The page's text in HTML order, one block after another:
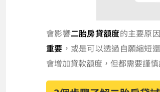
會影響二胎房貸額度的主要原
重要 ，或是可以透過自願縮短
會增加貸款額度，但都需要謹